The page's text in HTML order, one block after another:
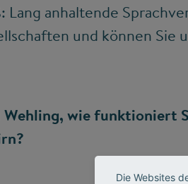
Lang anhaltende
und können Sie
Wehling, wie funktioniert
Die Websites